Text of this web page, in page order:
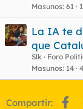
Masunos 61
La IA te
que
Slk
Foro
Masunos 14
Compartir: